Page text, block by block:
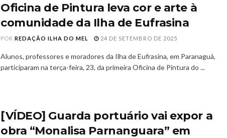
Oficina de Pintura leva cor e arte à
comunidade da Ilha de Eufrasina
POR REDAÇÃO ILHA DO MEL 24 DE SETEMBRO DE 2025
Alunos, professores e moradores da Ilha de Eufrasina, em Paranaguá,
participaram na terça-feira, 23, da primeira Oficina de Pintura do ...
[VÍDEO] Guarda portuário vai expor a
obra “Monalisa Parnanguara” em